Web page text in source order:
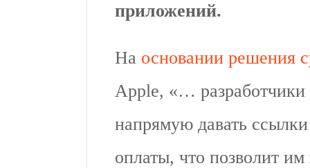
приложений.
На основании решения
Apple, «… разработчики
напрямую давать
оплаты, что позволит